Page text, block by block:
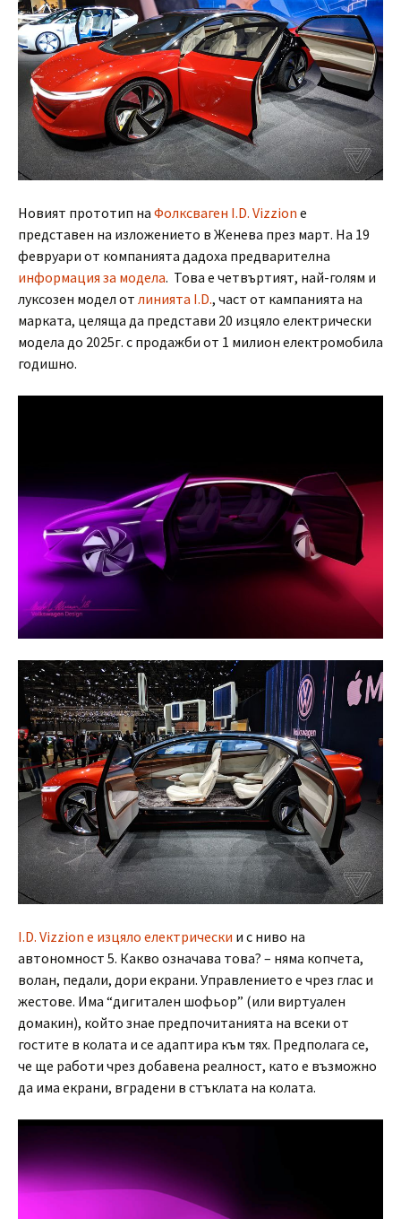
Новият прототип на Фолксваген I.D. Vizzion е
представен на изложението в Женева през март. На 19
февруари от компанията дадоха предварителна
информация за модела. Това е четвъртият, най-голям и
луксозен модел от линията I.D., част от кампанията на
марката, целяща да представи 20 изцяло електрически
модела до 2025г. с продажби от 1 милион електромобила
годишно.
I.D. Vizzion е изцяло електрически и с ниво на
автономност 5. Какво означава това? – няма копчета,
волан, педали, дори екрани. Управлението е чрез глас и
жестове. Има “дигитален шофьор” (или виртуален
домакин), който знае предпочитанията на всеки от
гостите в колата и се адаптира към тях. Предполага се,
че ще работи чрез добавена реалност, като е възможно
да има екрани, вградени в стъклата на колата.